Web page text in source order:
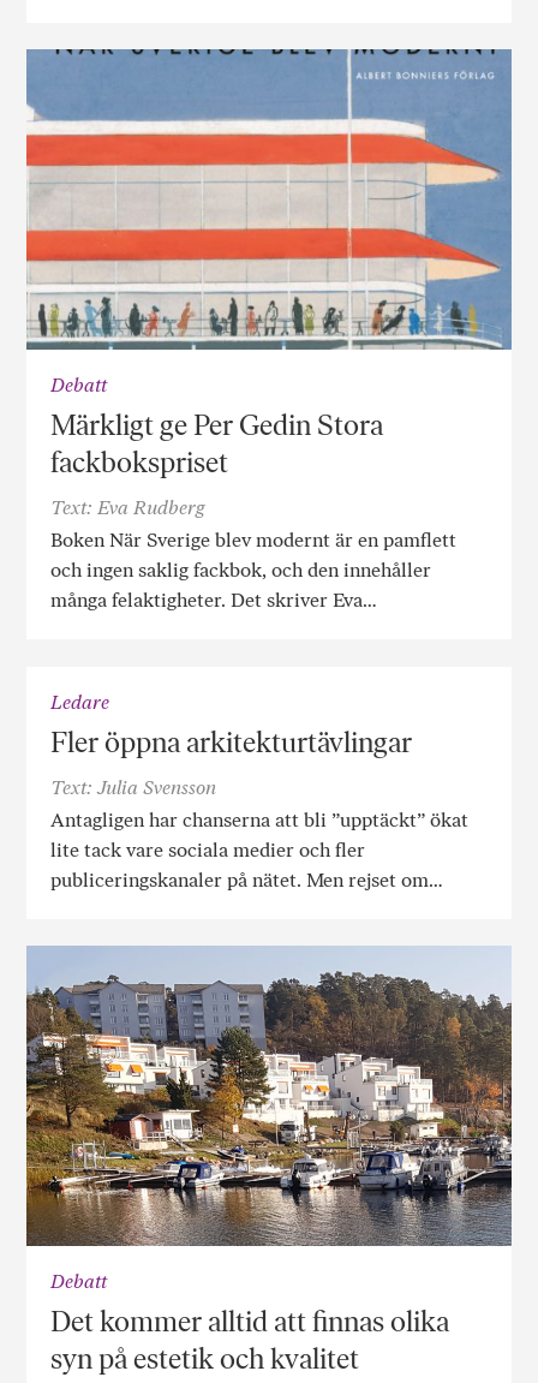
Debatt
Märkligt ge Per Gedin Stora
fackbokspriset
Text: Eva Rudberg
Boken När Sverige blev modernt är en pamflett
och ingen saklig fackbok, och den innehåller
många felaktigheter. Det skriver Eva…
Ledare
Fler öppna arkitekturtävlingar
Text: Julia Svensson
Antagligen har chanserna att bli ”upptäckt” ökat
lite tack vare sociala medier och fler
publiceringskanaler på nätet. Men rejset om…
Debatt
Det kommer alltid att finnas olika
syn på estetik och kvalitet